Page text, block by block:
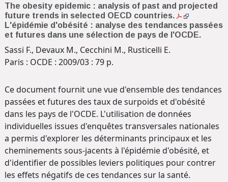
The obesity epidemic : analysis of past and projected
future trends in selected OECD countries.
L'épidémie d'obésité : analyse des tendances passées
et futures dans une sélection de pays de l'OCDE.
Sassi F., Devaux M., Cecchini M., Rusticelli E.
Paris : OCDE : 2009/03 : 79 p.
Ce document fournit une vue d'ensemble des tendances
passées et futures des taux de surpoids et d'obésité
dans les pays de l'OCDE. L'utilisation de données
individuelles issues d'enquêtes transversales nationales
a permis d'explorer les déterminants principaux et les
cheminements sous-jacents à l'épidémie d'obésité, et
d'identifier de possibles leviers politiques pour contrer
les effets négatifs de ces tendances sur la santé.